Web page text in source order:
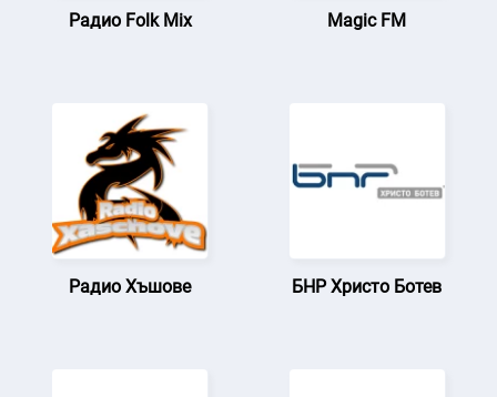
Радио Folk Mix Magic FM
Радио Хъшове БНР Христо Ботев